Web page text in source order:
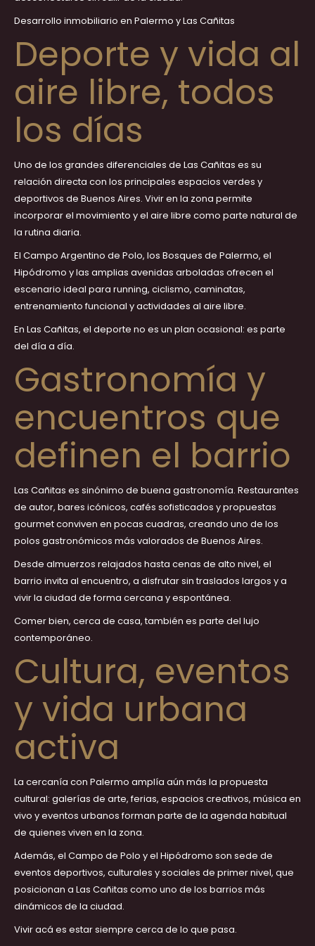
Desarrollo inmobiliario en Palermo y Las Cañitas
Deporte y vida al
aire libre, todos
los días
Uno de los grandes diferenciales de Las Cañitas es su
relación directa con los principales espacios verdes y
deportivos de Buenos Aires. Vivir en la zona permite
incorporar el movimiento y el aire libre como parte natural de
la rutina diaria.
El Campo Argentino de Polo, los Bosques de Palermo, el
Hipódromo y las amplias avenidas arboladas ofrecen el
escenario ideal para running, ciclismo, caminatas,
entrenamiento funcional y actividades al aire libre.
En Las Cañitas, el deporte no es un plan ocasional: es parte
del día a día.
Gastronomía y
encuentros que
definen el barrio
Las Cañitas es sinónimo de buena gastronomía. Restaurantes
de autor, bares icónicos, cafés sofisticados y propuestas
gourmet conviven en pocas cuadras, creando uno de los
polos gastronómicos más valorados de Buenos Aires.
Desde almuerzos relajados hasta cenas de alto nivel, el
barrio invita al encuentro, a disfrutar sin traslados largos y a
vivir la ciudad de forma cercana y espontánea.
Comer bien, cerca de casa, también es parte del lujo
contemporáneo.
Cultura, eventos
y vida urbana
activa
La cercanía con Palermo amplía aún más la propuesta
cultural: galerías de arte, ferias, espacios creativos, música en
vivo y eventos urbanos forman parte de la agenda habitual
de quienes viven en la zona.
Además, el Campo de Polo y el Hipódromo son sede de
eventos deportivos, culturales y sociales de primer nivel, que
posicionan a Las Cañitas como uno de los barrios más
dinámicos de la ciudad.
Vivir acá es estar siempre cerca de lo que pasa.